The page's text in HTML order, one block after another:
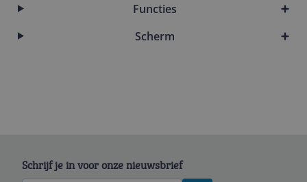
Functies
Scherm
Schrijf je in voor onze nieuwsbrief